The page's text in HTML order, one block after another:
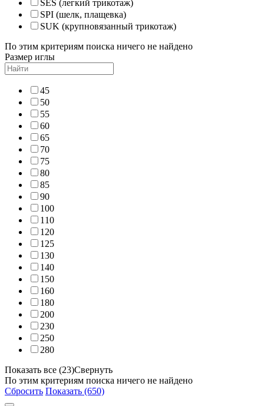
SES (легкий трикотаж)
SPI (шелк, плащевка)
SUK (крупновязанный трикотаж)
По этим критериям поиска ничего не найдено
Размер иглы
45
50
55
60
65
70
75
80
85
90
100
110
120
125
130
140
150
160
180
200
230
250
280
Показать все (23)Свернуть
По этим критериям поиска ничего не найдено
Сбросить Показать (650)